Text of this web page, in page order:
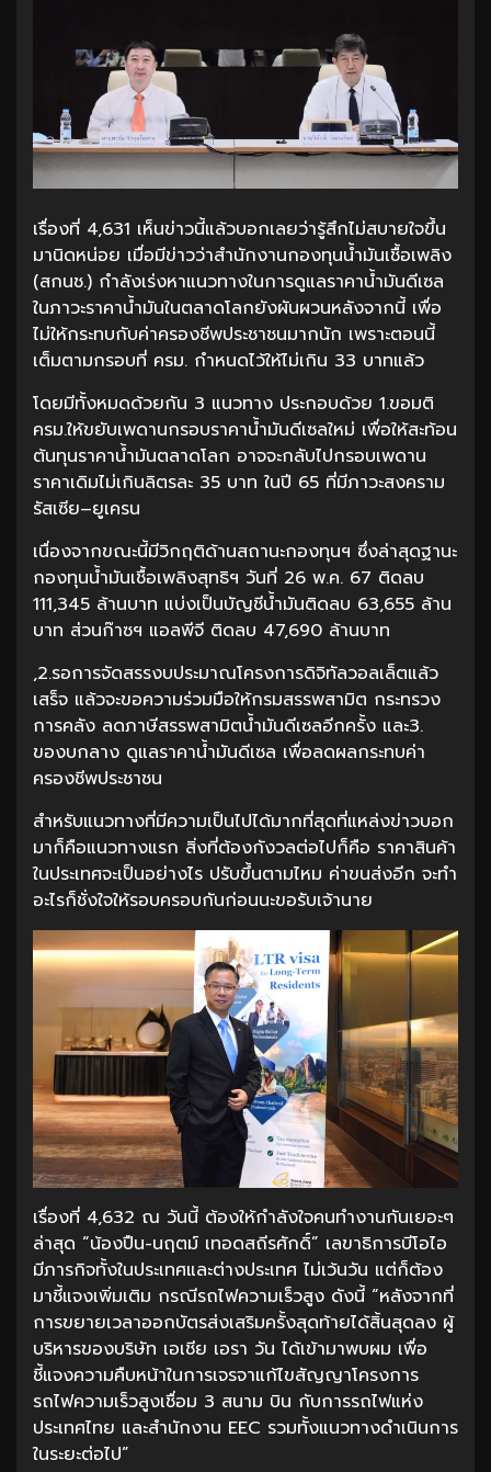
เรื่องที่ 4,631 เห็นข่าวนี้แล้วบอกเลยว่ารู้สึกไม่สบายใจขึ้น
มานิดหน่อย เมื่อมีข่าวว่าสำนักงานกองทุนน้ำมันเชื้อเพลิง
(สกนช.) กำลังเร่งหาแนวทางในการดูแลราคาน้ำมันดีเซล
ในภาวะราคาน้ำมันในตลาดโลกยังผันผวนหลังจากนี้ เพื่อ
ไม่ให้กระทบกับค่าครองชีพประชาชนมากนัก เพราะตอนนี้
เต็มตามกรอบที่ ครม. กำหนดไว้ให้ไม่เกิน 33 บาทแล้ว
โดยมีทั้งหมดด้วยกัน 3 แนวทาง ประกอบด้วย 1.ขอมติ
ครม.ให้ขยับเพดานกรอบราคาน้ำมันดีเซลใหม่ เพื่อให้สะท้อน
ต้นทุนราคาน้ำมันตลาดโลก อาจจะกลับไปกรอบเพดาน
ราคาเดิมไม่เกินลิตรละ 35 บาท ในปี 65 ที่มีภาวะสงคราม
รัสเซีย–ยูเครน
เนื่องจากขณะนี้มีวิกฤติด้านสถานะกองทุนฯ ซึ่งล่าสุดฐานะ
กองทุนน้ำมันเชื้อเพลิงสุทธิฯ วันที่ 26 พ.ค. 67 ติดลบ
111,345 ล้านบาท แบ่งเป็นบัญชีน้ำมันติดลบ 63,655 ล้าน
บาท ส่วนก๊าซฯ แอลพีจี ติดลบ 47,690 ล้านบาท
,2.รอการจัดสรรงบประมาณโครงการดิจิทัลวอลเล็ตแล้ว
เสร็จ แล้วจะขอความร่วมมือให้กรมสรรพสามิต กระทรวง
การคลัง ลดภาษีสรรพสามิตน้ำมันดีเซลอีกครั้ง และ3.
ของบกลาง ดูแลราคาน้ำมันดีเซล เพื่อลดผลกระทบค่า
ครองชีพประชาชน
สำหรับแนวทางที่มีความเป็นไปได้มากที่สุดที่แหล่งข่าวบอก
มาก็คือแนวทางแรก สิ่งที่ต้องกังวลต่อไปก็คือ ราคาสินค้า
ในประเทศจะเป็นอย่างไร ปรับขึ้นตามไหม ค่าขนส่งอีก จะทำ
อะไรก็ชั่งใจให้รอบครอบกันก่อนนะขอรับเจ้านาย
เรื่องที่ 4,632 ณ วันนี้ ต้องให้กำลังใจคนทำงานกันเยอะๆ
ล่าสุด “น้องปืน-นฤตม์ เทอดสถีรศักดิ์” เลขาธิการบีโอไอ
มีภารกิจทั้งในประเทศและต่างประเทศ ไม่เว้นวัน แต่ก็ต้อง
มาชี้แจงเพิ่มเติม กรณีรถไฟความเร็วสูง ดังนี้ “หลังจากที่
การขยายเวลาออกบัตรส่งเสริมครั้งสุดท้ายได้สิ้นสุดลง ผู้
บริหารของบริษัท เอเชีย เอรา วัน ได้เข้ามาพบผม เพื่อ
ชี้แจงความคืบหน้าในการเจรจาแก้ไขสัญญาโครงการ
รถไฟความเร็วสูงเชื่อม 3 สนาม บิน กับการรถไฟแห่ง
ประเทศไทย และสำนักงาน EEC รวมทั้งแนวทางดำเนินการ
ในระยะต่อไป”